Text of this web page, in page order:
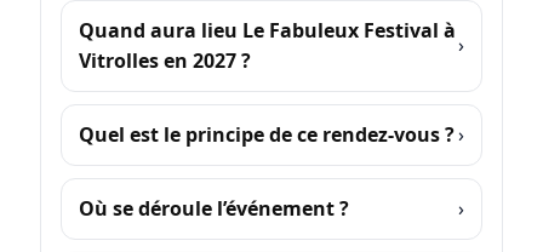
Quand aura lieu Le Fabuleux Festival à
Vitrolles en 2027 ?
Quel est le principe de ce rendez-vous ?
Où se déroule l’événement ?